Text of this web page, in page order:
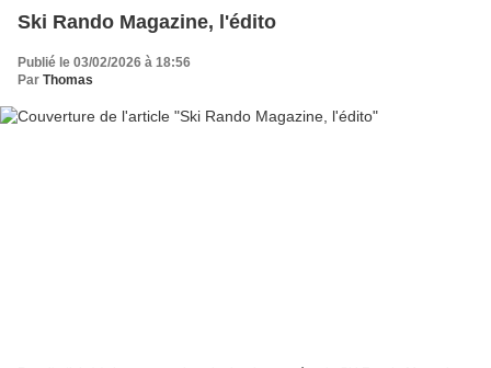
Ski Rando Magazine, l'édito
Publié le 03/02/2026 à 18:56
Par Thomas